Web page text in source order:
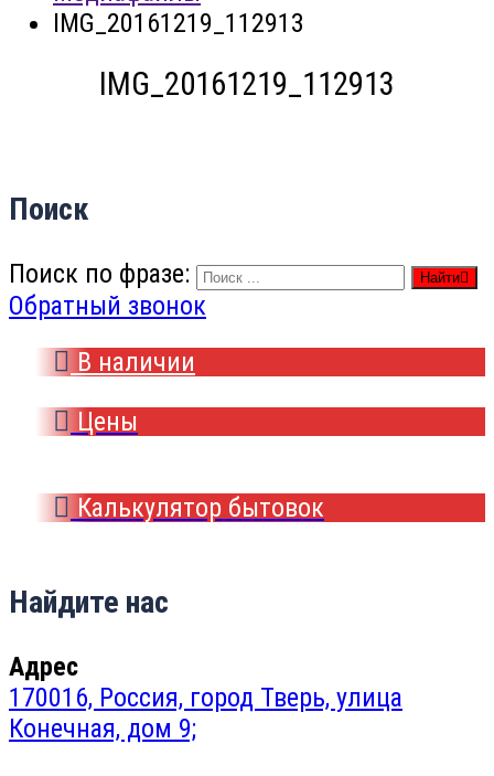
IMG_20161219_112913
IMG_20161219_112913
Поиск
Поиск по фразе: Найти
Обратный звонок
В наличии
Цены
Калькулятор бытовок
Найдите нас
Адрес
170016, Россия, город Тверь, улица
Конечная, дом 9;